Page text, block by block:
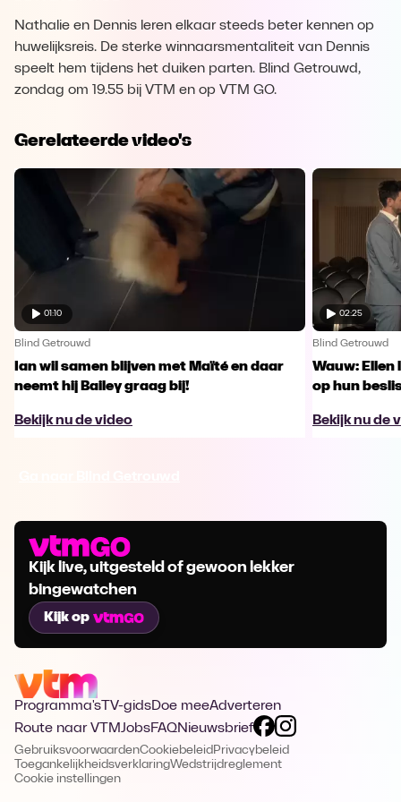
Nathalie en Dennis leren elkaar steeds beter kennen op
huwelijksreis. De sterke winnaarsmentaliteit van Dennis
speelt hem tijdens het duiken parten. Blind Getrouwd,
zondag om 19.55 bij VTM en op VTM GO.
Gerelateerde video's
01:10
Blind Getrouwd
Ian wil samen blijven met Maïté en daar
neemt hij Bailey graag bij!
Bekijk nu de video
02:25
Blind Getrouwd
Wauw:
op hun
Bekijk nu de
Kijk live, uitgesteld of gewoon lekker
bingewatchen
Kijk op
Programma's TV-gidsDoe meeAdverteren
Route naar VTMJobsFAQNieuwsbrief
GebruiksvoorwaardenCookiebeleid Privacybeleid
ToegankelijkheidsverklaringWedstrijdreglement
Cookie instellingen